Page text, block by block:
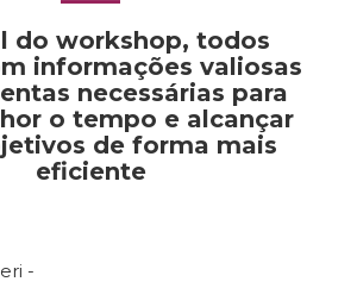
do workshop, todos
informações valiosas
necessárias para
o tempo e alcançar
de forma mais
eficiente
-